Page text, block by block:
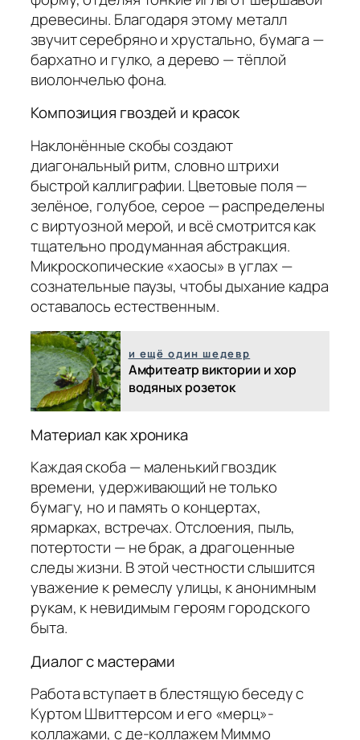
древесины. Благодаря этому металл
звучит серебряно и хрустально, бумага —
бархатно и гулко, а дерево — тёплой
виолончелью фона.
Композиция гвоздей и красок
Наклонённые скобы создают
диагональный ритм, словно штрихи
быстрой каллиграфии. Цветовые поля —
зелёное, голубое, серое — распределены
с виртуозной мерой, и всё смотрится как
тщательно продуманная абстракция.
Микроскопические «хаосы» в углах —
сознательные паузы, чтобы дыхание кадра
оставалось естественным.
и ещё один шедевр
Амфитеатр виктории и хор
водяных розеток
Материал как хроника
Каждая скоба — маленький гвоздик
времени, удерживающий не только
бумагу, но и память о концертах,
ярмарках, встречах. Отслоения, пыль,
потертости — не брак, а драгоценные
следы жизни. В этой честности слышится
уважение к ремеслу улицы, к анонимным
рукам, к невидимым героям городского
быта.
Диалог с мастерами
Работа вступает в блестящую беседу с
Куртом Швиттерсом и его «мерц»-
коллажами, с де-коллажем Миммо